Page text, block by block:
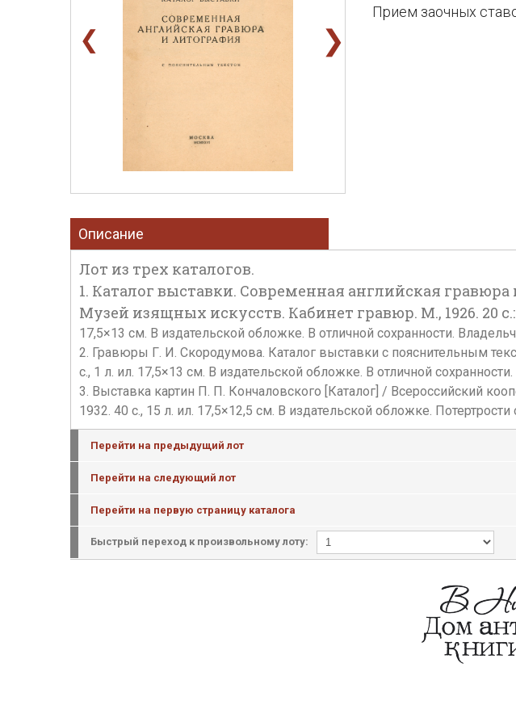
❮ ❯
Прием заочных
Описание
Лот из трех каталогов.
1. Каталог выставки. Современная английская
Музей изящных искусств. Кабинет гравюр. М., 1926. 20
17,5×13 см. В издательской обложке. В отличной сохранности.
2. Гравюры Г. И. Скородумова. Каталог выставки с пояснительным
с., 1 л. ил. 17,5×13 см. В издательской обложке. В отличной
3. Выставка картин П. П. Кончаловского [Каталог] / Всероссийский
1932. 40 с., 15 л. ил. 17,5×12,5 см. В издательской обложке.
Перейти на предыдущий лот
Перейти на следующий лот
Перейти на первую страницу каталога
Быстрый переход к произвольному лоту: